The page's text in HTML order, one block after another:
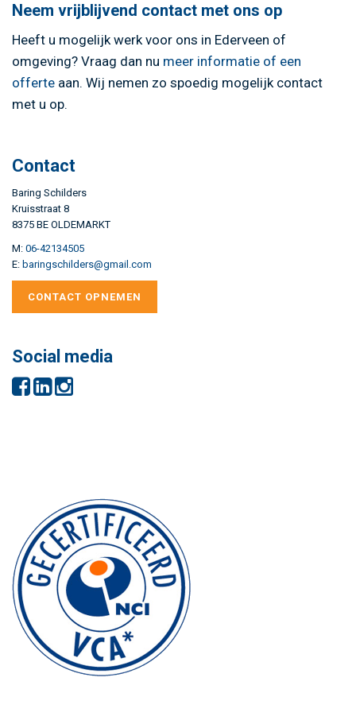
Neem vrijblijvend contact met ons op
Heeft u mogelijk werk voor ons in Ederveen of
omgeving? Vraag dan nu meer informatie of een
offerte aan. Wij nemen zo spoedig mogelijk contact
met u op.
Contact
Baring Schilders
Kruisstraat 8
8375 BE OLDEMARKT
M: 06-42134505
E: baringschilders@gmail.com
CONTACT OPNEMEN
Social media